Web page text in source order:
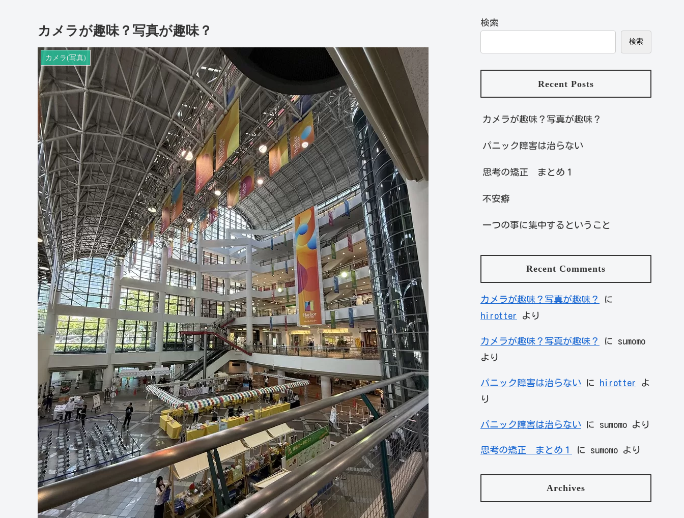
カメラが趣味？写真が趣味？
カメラ(写真)
検索
検索
Recent Posts
カメラが趣味？写真が趣味？
パニック障害は治らない
思考の矯正 まとめ１
不安癖
一つの事に集中するということ
Recent Comments
カメラが趣味？写真が趣味？
に
hirotter
より
カメラが趣味？写真が趣味？ に sumomo
より
パニック障害は治らない に hirotter
よ
り
パニック障害は治らない に sumomo より
思考の矯正 まとめ１ に sumomo より
Archives